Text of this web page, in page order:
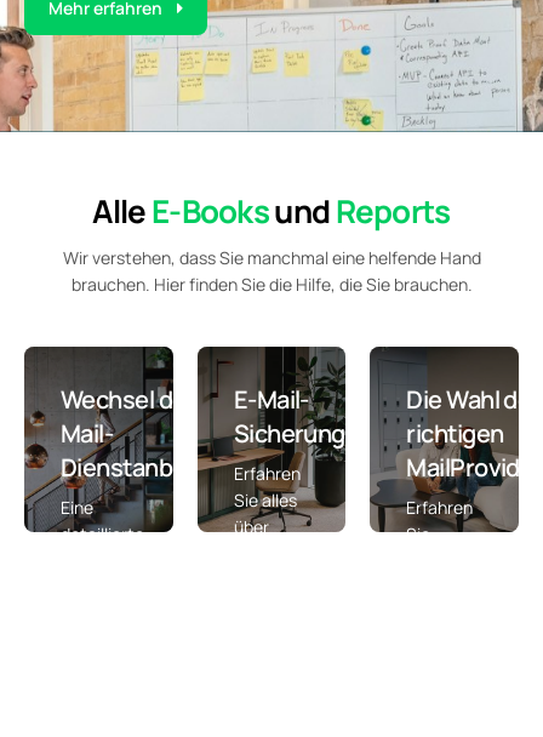
Mehr erfahren
AlleE-BooksundReports
Wir verstehen, dass Sie manchmal eine helfende Hand
brauchen. Hier finden Sie die Hilfe, die Sie brauchen.
Wechsel des E-
Mail-
Dienstanbieters
Eine
detaillierte
E-Mail-
Sicherung
Erfahren
Sie alles
über
Die Wahl des
richtigen
Erfahren
Sie,